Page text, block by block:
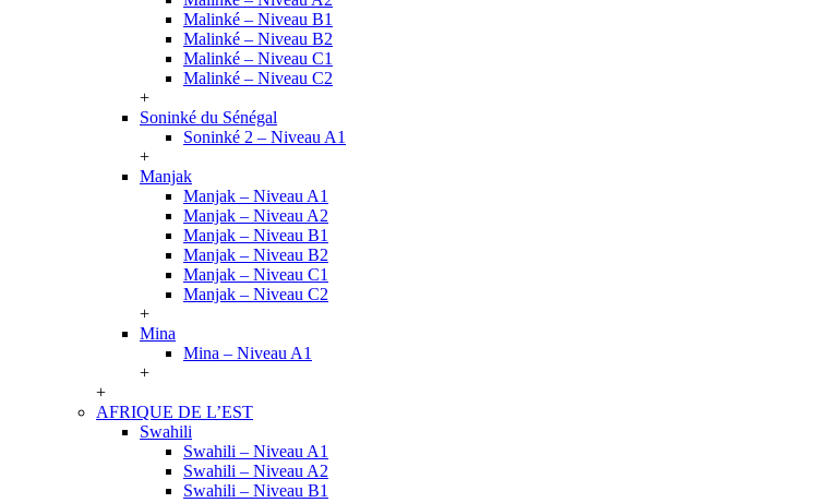
Malinké – Niveau B1
Malinké – Niveau B2
Malinké – Niveau C1
Malinké – Niveau C2
+
Soninké du Sénégal
Soninké 2 – Niveau A1
+
Manjak
Manjak – Niveau A1
Manjak – Niveau A2
Manjak – Niveau B1
Manjak – Niveau B2
Manjak – Niveau C1
Manjak – Niveau C2
+
Mina
Mina – Niveau A1
+
+
AFRIQUE DE L’EST
Swahili
Swahili – Niveau A1
Swahili – Niveau A2
Swahili – Niveau B1